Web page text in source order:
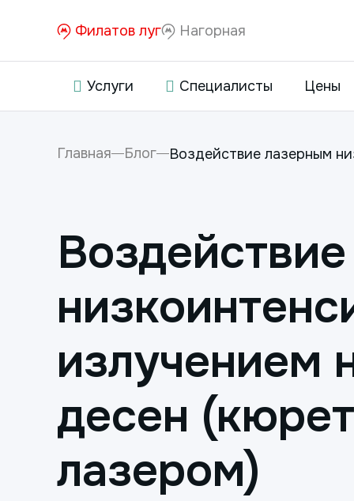
Филатов луг Нагорная
Услуги Специалисты Цены
Главная Блог Воздействие лазерным
излучением
десен
лазером)